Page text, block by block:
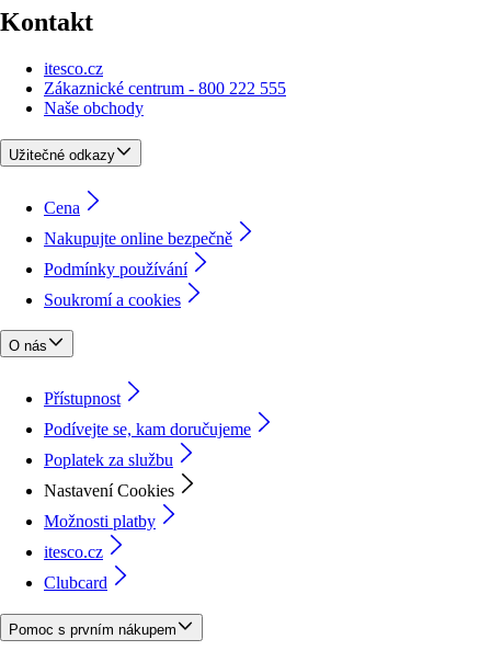
Kontakt
itesco.cz
Zákaznické centrum - 800 222 555
Naše obchody
Užitečné odkazy
Cena
Nakupujte online bezpečně
Podmínky používání
Soukromí a cookies
O nás
Přístupnost
Podívejte se, kam doručujeme
Poplatek za službu
Nastavení Cookies
Možnosti platby
itesco.cz
Clubcard
Pomoc s prvním nákupem